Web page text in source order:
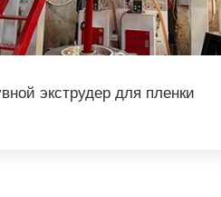
экструдер для пленки